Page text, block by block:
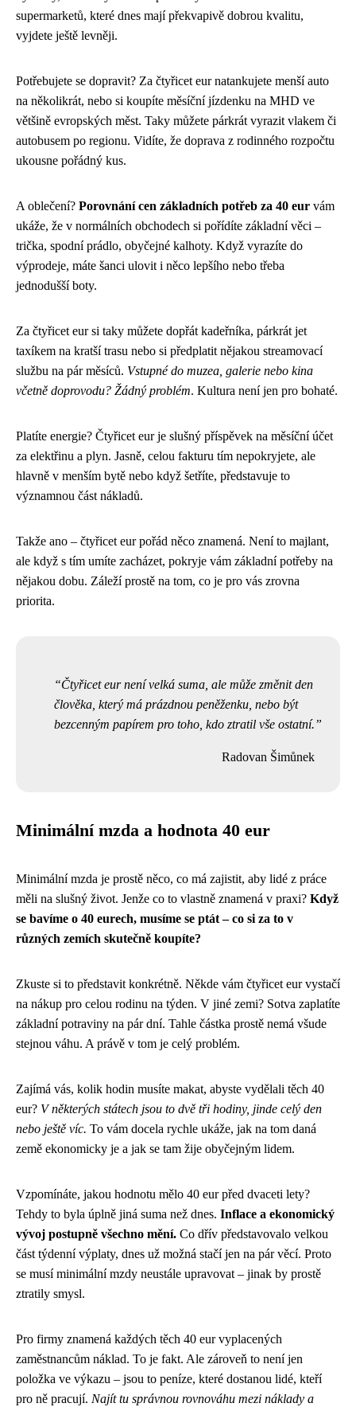
supermarketů, které dnes mají překvapivě dobrou kvalitu,
vyjdete ještě levněji.
Potřebujete se dopravit? Za čtyřicet eur natankujete menší auto
na několikrát, nebo si koupíte měsíční jízdenku na MHD ve
většině evropských měst. Taky můžete párkrát vyrazit vlakem či
autobusem po regionu. Vidíte, že doprava z rodinného rozpočtu
ukousne pořádný kus.
A oblečení? Porovnání cen základních potřeb za 40 eur vám
ukáže, že v normálních obchodech si pořídíte základní věci –
trička, spodní prádlo, obyčejné kalhoty. Když vyrazíte do
výprodeje, máte šanci ulovit i něco lepšího nebo třeba
jednodušší boty.
Za čtyřicet eur si taky můžete dopřát kadeřníka, párkrát jet
taxíkem na kratší trasu nebo si předplatit nějakou streamovací
službu na pár měsíců. Vstupné do muzea, galerie nebo kina
včetně doprovodu? Žádný problém. Kultura není jen pro bohaté.
Platíte energie? Čtyřicet eur je slušný příspěvek na měsíční účet
za elektřinu a plyn. Jasně, celou fakturu tím nepokryjete, ale
hlavně v menším bytě nebo když šetříte, představuje to
významnou část nákladů.
Takže ano – čtyřicet eur pořád něco znamená. Není to majlant,
ale když s tím umíte zacházet, pokryje vám základní potřeby na
nějakou dobu. Záleží prostě na tom, co je pro vás zrovna
priorita.
Čtyřicet eur není velká suma, ale může změnit den
člověka, který má prázdnou peněženku, nebo být
bezcenným papírem pro toho, kdo ztratil vše ostatní.
Radovan Šimůnek
Minimální mzda a hodnota 40 eur
Minimální mzda je prostě něco, co má zajistit, aby lidé z práce
měli na slušný život. Jenže co to vlastně znamená v praxi? Když
se bavíme o 40 eurech, musíme se ptát – co si za to v
různých zemích skutečně koupíte?
Zkuste si to představit konkrétně. Někde vám čtyřicet eur vystačí
na nákup pro celou rodinu na týden. V jiné zemi? Sotva zaplatíte
základní potraviny na pár dní. Tahle částka prostě nemá všude
stejnou váhu. A právě v tom je celý problém.
Zajímá vás, kolik hodin musíte makat, abyste vydělali těch 40
eur? V některých státech jsou to dvě tři hodiny, jinde celý den
nebo ještě víc. To vám docela rychle ukáže, jak na tom daná
země ekonomicky je a jak se tam žije obyčejným lidem.
Vzpomínáte, jakou hodnotu mělo 40 eur před dvaceti lety?
Tehdy to byla úplně jiná suma než dnes. Inflace a ekonomický
vývoj postupně všechno mění. Co dřív představovalo velkou
část týdenní výplaty, dnes už možná stačí jen na pár věcí. Proto
se musí minimální mzdy neustále upravovat – jinak by prostě
ztratily smysl.
Pro firmy znamená každých těch 40 eur vyplacených
zaměstnancům náklad. To je fakt. Ale zároveň to není jen
položka ve výkazu – jsou to peníze, které dostanou lidé, kteří
pro ně pracují. Najít tu správnou rovnováhu mezi náklady a